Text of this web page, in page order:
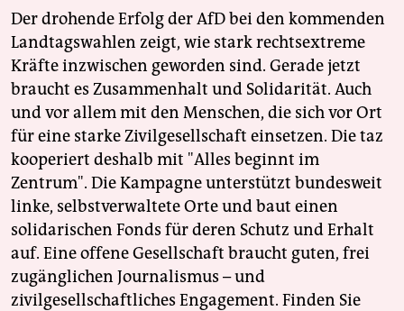
Der drohende Erfolg der AfD bei den kommenden
Landtagswahlen zeigt, wie stark rechtsextreme
Kräfte inzwischen geworden sind. Gerade jetzt
braucht es Zusammenhalt und Solidarität. Auch
und vor allem mit den Menschen, die sich vor Ort
für eine starke Zivilgesellschaft einsetzen. Die taz
kooperiert deshalb mit "Alles beginnt im
Zentrum". Die Kampagne unterstützt bundesweit
linke, selbstverwaltete Orte und baut einen
solidarischen Fonds für deren Schutz und Erhalt
auf. Eine offene Gesellschaft braucht guten, frei
zugänglichen Journalismus – und
zivilgesellschaftliches Engagement. Finden Sie